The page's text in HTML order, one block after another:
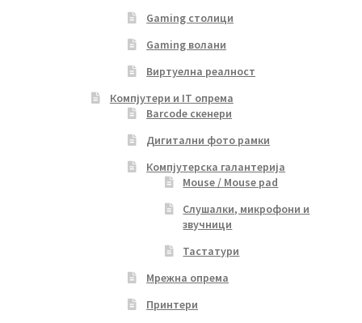
Gaming столици
Gaming волани
Виртуелна реалност
Компјутери и IT опрема
Barcode скенери
Дигитални фото рамки
Компјутерска галантерија
Mouse / Mouse pad
Слушалки, микрофони и
звучници
Тастатури
Мрежна опрема
Принтери